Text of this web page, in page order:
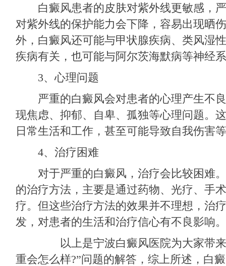
白癜风患者的皮肤对紫外线更敏感，严
对紫外线的保护能力会下降，容易出现晒
外，白癜风还可能与甲状腺疾病、类风湿
疾病有关，也可能与阿尔茨海默病等神经
3、心理问题
严重的白癜风会对患者的心理产生不良
现焦虑、抑郁、自卑、孤独等心理问题。
日常生活和工作，甚至可能导致自我伤害
4、治疗困难
对于严重的白癜风，治疗会比较困难。
的治疗方法，主要是通过药物、光疗、手
疗。但这些治疗方法的效果并不理想，治
发，对患者的生活和治疗信心有不良影响。
以上是宁波白癜风医院为大家带来
重会怎么样?”问题的解答，综上所述，白